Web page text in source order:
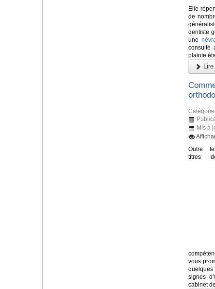
Elle
de
dentiste
une
consulté
plainte
Mis à
Outre
titres
vous
signes
cabinet